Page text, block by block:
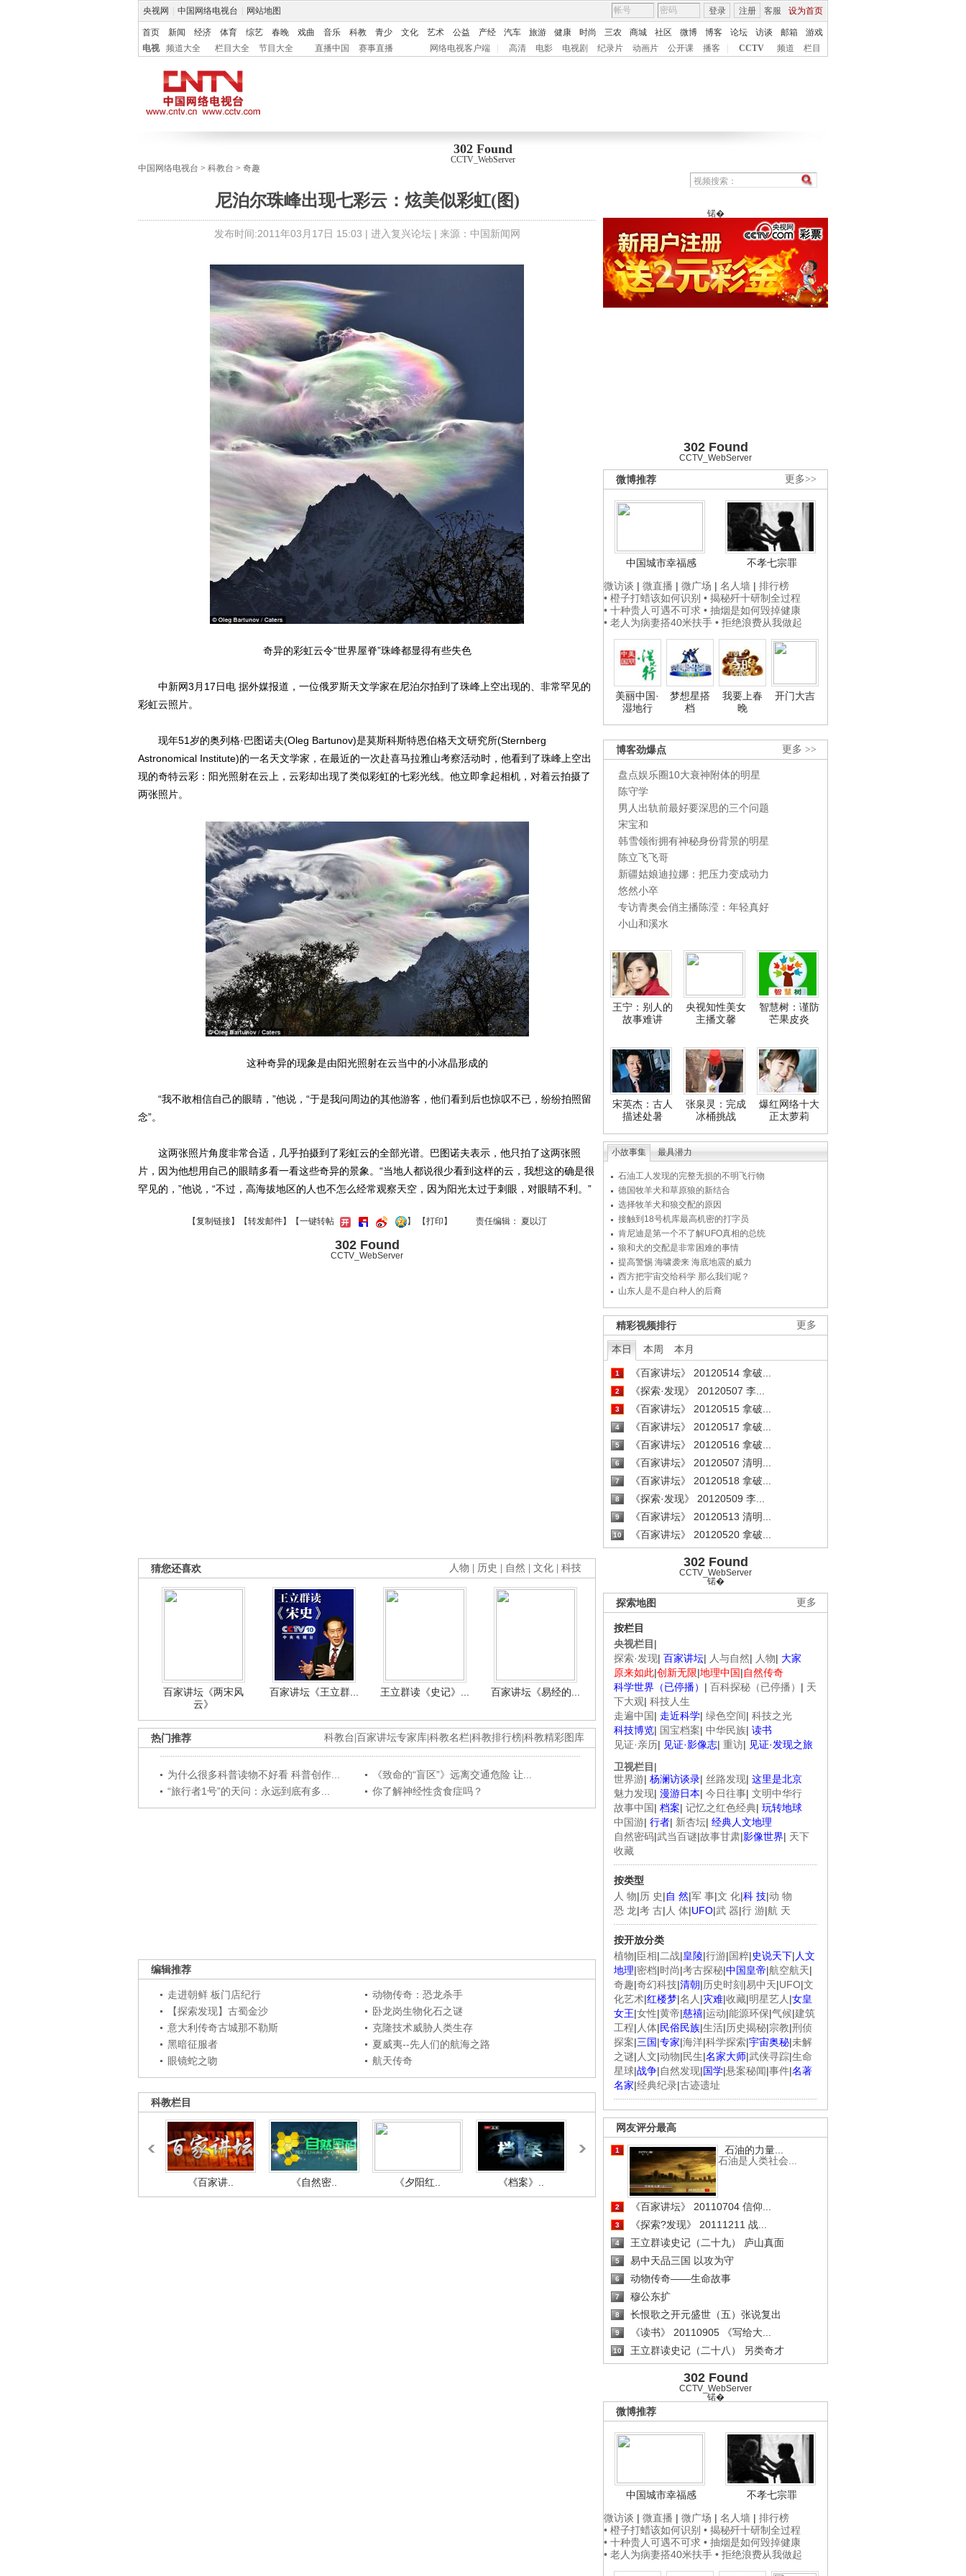
央视网 中国网络电视台 网站地图 客服 设为首页
登录 注册
首页 新闻 经济 体育 综艺 春晚 戏曲 音乐 科教 青少 文化 艺术 公益 产经 汽车 旅游 健康 时尚 三农 商城 社区 微博 博客 论坛 访谈 邮箱
游戏
电视
频道大全 栏目大全 节目大全 直播中国 赛事直播 网络电视客户端 高清 电影 电视剧 纪录片 动画片 公开课 播客 CCTV 频道 栏目
302 Found
CCTV_WebServer
中国网络电视台 > 科教台 > 奇趣
锘�
302 Found
CCTV_WebServer
更多>>
微博推荐
中国城市幸福感
不孝七宗罪
微访谈 | 微直播 | 微广场 | 名人墙 | 排行榜
• 橙子打蜡该如何识别 • 揭秘歼十研制全过程
• 十种贵人可遇不可求 • 抽烟是如何毁掉健康
• 老人为病妻搭40米扶手 • 拒绝浪费从我做起
美丽中国·
湿地行
梦想星搭
档
我要上春
晚
开门大吉
更多 >>
博客劲爆点
盘点娱乐圈10大衰神附体的明星
陈守学
男人出轨前最好要深思的三个问题
宋宝和
韩雪领衔拥有神秘身份背景的明星
陈立飞飞哥
新疆姑娘迪拉娜：把压力变成动力
悠然小卒
专访青奥会俏主播陈滢：年轻真好
小山和溪水
王宁：别人的
故事难讲
央视知性美女
主播文馨
智慧树：谨防
芒果皮炎
宋英杰：古人
描述处暑
张泉灵：完成
冰桶挑战
爆红网络十大
正太萝莉
小故事集 最具潜力
石油工人发现的完整无损的不明飞行物
德国牧羊犬和草原狼的新结合
选择牧羊犬和狼交配的原因
接触到18号机库最高机密的打字员
肯尼迪是第一个不了解UFO真相的总统
狼和犬的交配是非常困难的事情
提高警惕 海啸袭来 海底地震的威力
西方把宇宙交给科学 那么我们呢？
山东人是不是白种人的后裔
更多
精彩视频排行
本日 本周 本月
1 《百家讲坛》 20120514 拿破...
2 《探索·发现》 20120507 李...
3 《百家讲坛》 20120515 拿破...
4 《百家讲坛》 20120517 拿破...
5 《百家讲坛》 20120516 拿破...
6 《百家讲坛》 20120507 清明...
7 《百家讲坛》 20120518 拿破...
8 《探索·发现》 20120509 李...
9 《百家讲坛》 20120513 清明...
10 《百家讲坛》 20120520 拿破...
302 Found
CCTV_WebServer
锘�
更多
探索地图
按栏目
央视栏目 |
探索·发现| 百家讲坛| 人与自然| 人物| 大家
原来如此|创新无限|地理中国|自然传奇
科学世界（已停播） | 百科探秘（已停播） | 天
下大观| 科技人生
走遍中国| 走近科学| 绿色空间| 科技之光
科技博览| 国宝档案| 中华民族| 读书
见证·亲历| 见证·影像志| 重访| 见证·发现之旅
卫视栏目 |
世界游| 杨澜访谈录| 丝路发现| 这里是北京
魅力发现| 漫游日本| 今日往事| 文明中华行
故事中国| 档案| 记忆之红色经典| 玩转地球
中国游| 行者| 新杏坛| 经典人文地理
自然密码|武当百谜|故事甘肃|影像世界| 天下
收藏
按类型
人 物|历 史|自 然|军 事|文 化|科 技|动 物
恐 龙|考 古| 人 体|UFO|武 器|行 游|航 天
按开放分类
植物|臣相|二战|皇陵|行游|国粹|史说天下| 人文
地理|密档|时尚|考古探秘|中国皇帝|航空航天|
奇趣|奇幻科技|清朝|历史时刻 |易中天|UFO|文
化艺术|红楼梦|名人 |灾难|收藏|明星艺人 |女皇
女王|女性|黄帝|慈禧|运动|能源环保|气候|建筑
工程| 人体|民俗民族|生活|历史揭秘|宗教|刑侦
探案|三国|专家|海洋|科学探索|宇宙奥秘|未解
之谜| 人文|动物|民生|名家大师|武侠寻踪|生命
星球|战争|自然发现|国学|悬案秘闻|事件|名著
名家|经典纪录|古迹遗址
网友评分最高
1
石油的力量...
石油是人类社会...
2 《百家讲坛》 20110704 信仰...
3 《探索?发现》 20111211 战...
4 王立群读史记（二十九） 庐山真面
5 易中天品三国 以攻为守
6 动物传奇——生命故事
7 穆公东扩
8 长恨歌之开元盛世（五）张说复出
9 《读书》 20110905 《写给大...
10 王立群读史记（二十八） 另类奇才
302 Found
CCTV_WebServer
锘�
微博推荐
中国城市幸福感
不孝七宗罪
微访谈 | 微直播 | 微广场 | 名人墙 | 排行榜
• 橙子打蜡该如何识别 • 揭秘歼十研制全过程
• 十种贵人可遇不可求 • 抽烟是如何毁掉健康
• 老人为病妻搭40米扶手 • 拒绝浪费从我做起
尼泊尔珠峰出现七彩云：炫美似彩虹(图)
发布时间:2011年03月17日 15:03 | 进入复兴论坛| 来源： 中国新闻网
奇异的彩虹云令“世界屋脊”珠峰都显得有些失色
中新网3月17日电 据外媒报道，一位俄罗斯天文学家在尼泊尔拍到了珠峰上空出现的、非常罕见的
彩虹云照片。
现年51岁的奥列格·巴图诺夫(Oleg Bartunov)是莫斯科斯特恩伯格天文研究所(Sternberg
Astronomical Institute)的一名天文学家，在最近的一次赴喜马拉雅山考察活动时，他看到了珠峰上空出
现的奇特云彩：阳光照射在云上，云彩却出现了类似彩虹的七彩光线。他立即拿起相机，对着云拍摄了
两张照片。
这种奇异的现象是由阳光照射在云当中的小冰晶形成的
“我不敢相信自己的眼睛，”他说，“于是我问周边的其他游客，他们看到后也惊叹不已，纷纷拍照留
念”。
这两张照片角度非常合适，几乎拍摄到了彩虹云的全部光谱。巴图诺夫表示，他只拍了这两张照
片，因为他想用自己的眼睛多看一看这些奇异的景象。“当地人都说很少看到这样的云，我想这的确是很
罕见的，”他说，“不过，高海拔地区的人也不怎么经常观察天空，因为阳光太过于刺眼，对眼睛不利。”
【复制链接】【转发邮件】 【一键转帖 】 【打印 】 责任编辑： 夏以汀
302 Found
CCTV_WebServer
人物 历史 自然 文化 科技
猜您还喜欢
百家讲坛《两宋风
云》
百家讲坛《王立群... 王立群读《史记》... 百家讲坛《易经的...
科教台 百家讲坛专家库 科教名栏 科教排行榜 科教精彩图库
热门推荐
为什么很多科普读物不好看 科普创作...
《致命的“盲区”》远离交通危险 让...
“旅行者1号”的天问：永远到底有多...
你了解神经性贪食症吗？
编辑推荐
走进朝鲜 板门店纪行
动物传奇：恐龙杀手
【探索发现】古蜀金沙
卧龙岗生物化石之谜
意大利传奇古城那不勒斯
克隆技术威胁人类生存
黑暗征服者
夏威夷--先人们的航海之路
眼镜蛇之吻
航天传奇
科教栏目
《百家讲.. 《自然密.. 《夕阳红.. 《档案》.. 《人与自.. 《经典人..